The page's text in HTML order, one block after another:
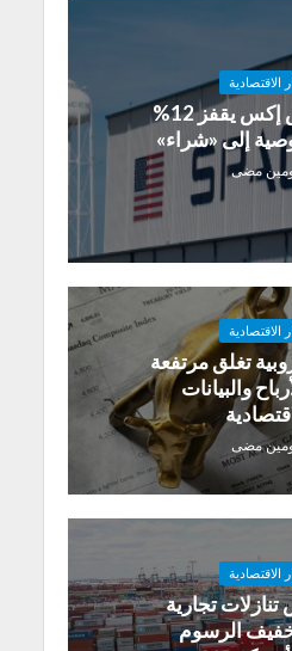
الاقتصادية
سهم سبيس إكس يقفز 12%
إلى «شراء»
مضى
الاقتصادية
تغلق مرتفعة
والبيانات
مضى
الاقتصادية
تجارية
الرسوم